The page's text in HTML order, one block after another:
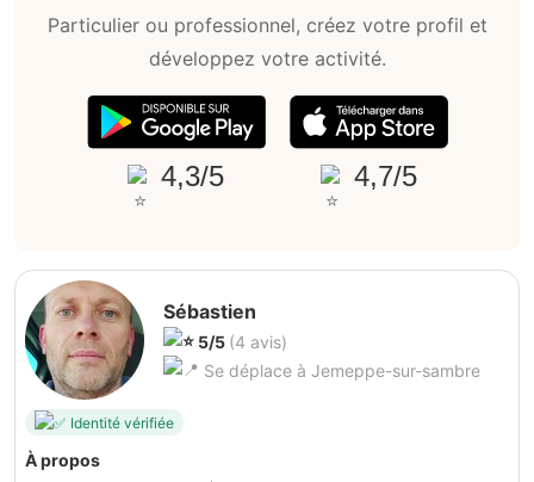
Particulier ou professionnel, créez votre profil et
développez votre activité.
4,3/5 4,7/5
Sébastien
5/5 (4 avis)
Se déplace à Jemeppe-sur-sambre
Identité vérifiée
À propos